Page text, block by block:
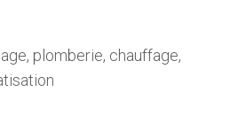
plomberie, chauffage,